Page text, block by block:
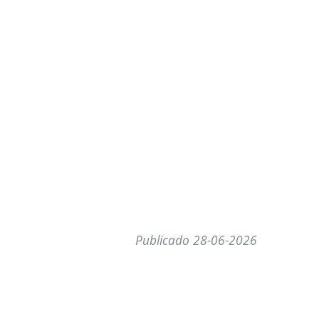
Publicado 28-06-2026